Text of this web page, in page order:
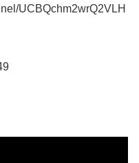
UCBQchm2wrQ2VLH